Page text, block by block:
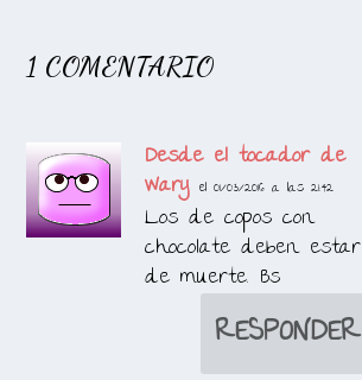
1 COMENTARIO
Desde el tocador de
Wary el 01/03/2016 a las 21:42
Los de copos con
chocolate deben estar
de muerte. Bs
RESPONDER